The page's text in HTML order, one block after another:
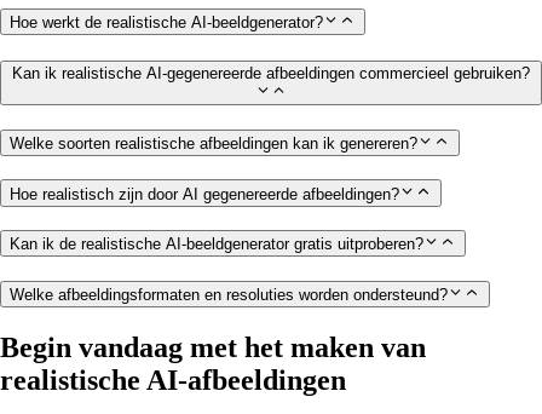
Hoe werkt de realistische AI-beeldgenerator?
Kan ik realistische AI-gegenereerde afbeeldingen commercieel gebruiken?
Welke soorten realistische afbeeldingen kan ik genereren?
Hoe realistisch zijn door AI gegenereerde afbeeldingen?
Kan ik de realistische AI-beeldgenerator gratis uitproberen?
Welke afbeeldingsformaten en resoluties worden ondersteund?
Begin vandaag met het maken van
realistische AI-afbeeldingen